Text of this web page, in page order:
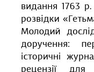
видання 1763 р.
розвідки
Молодий
доручення:
історичні
рецензії для